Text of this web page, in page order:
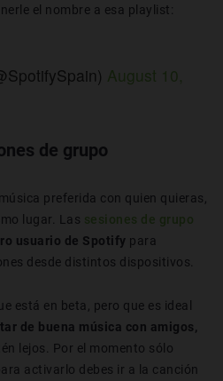
el nombre a esa playlist:
August 10,
de grupo
preferida con quien quieras,
lugar. Las sesiones de grupo
usuario de Spotify para
desde distintos dispositivos.
está en beta, pero que es ideal
de buena música con amigos,
lejos. Por el momento sólo
activarlo debes ir a la canción